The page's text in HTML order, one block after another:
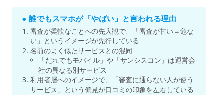
● 誰でもスマホが「やばい」と言われる理由
審査が柔軟なことへの先入観で、「審査が甘い＝危な
い」というイメージが先行している
名前のよく似たサービスとの混同
「だれでもモバイル」や「サンシスコン」は運営会
社の異なる別サービス
利用者層へのイメージで、「審査に通らない人が使う
サービス」という偏見が口コミの印象を左右している